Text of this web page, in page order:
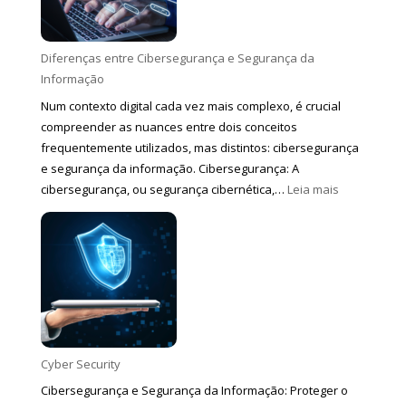
Diferenças entre Cibersegurança e Segurança da
Informação
Num contexto digital cada vez mais complexo, é crucial
compreender as nuances entre dois conceitos
frequentemente utilizados, mas distintos: cibersegurança
e segurança da informação. Cibersegurança: A
cibersegurança, ou segurança cibernética,… Leia mais:
Cyber Security
Cibersegurança e Segurança da Informação: Proteger o